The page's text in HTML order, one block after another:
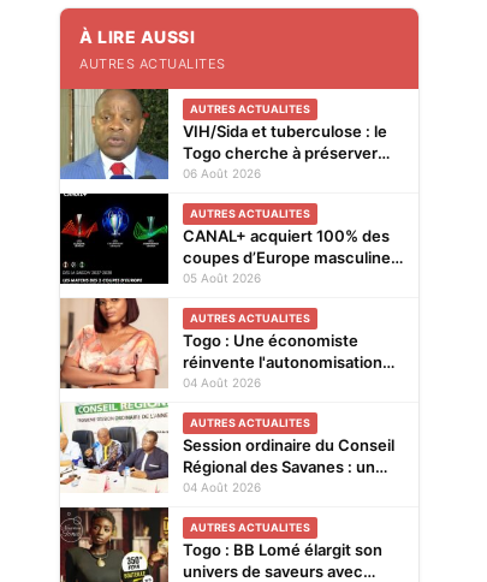
À LIRE AUSSI
AUTRES ACTUALITES
AUTRES ACTUALITES
VIH/Sida et tuberculose : le
Togo cherche à préserver
ses acquis face à la baisse
06 Août 2026
AUTRES ACTUALITES
CANAL+ acquiert 100% des
coupes d’Europe masculines
de football en exclusivité en
4 saisons jusqu’en 2031
05 Août 2026
AUTRES ACTUALITES
Togo : Une économiste
réinvente l'autonomisation
des femmes à Kévé Edzi
04 Août 2026
AUTRES ACTUALITES
Session ordinaire du Conseil
Régional des Savanes : un
budget supplémentaire de
04 Août 2026
AUTRES ACTUALITES
Togo : BB Lomé élargit son
univers de saveurs avec